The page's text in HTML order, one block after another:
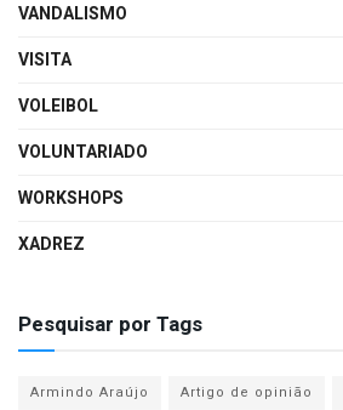
VANDALISMO
VISITA
VOLEIBOL
VOLUNTARIADO
WORKSHOPS
XADREZ
Pesquisar por Tags
Armindo Araújo Artigo de opinião